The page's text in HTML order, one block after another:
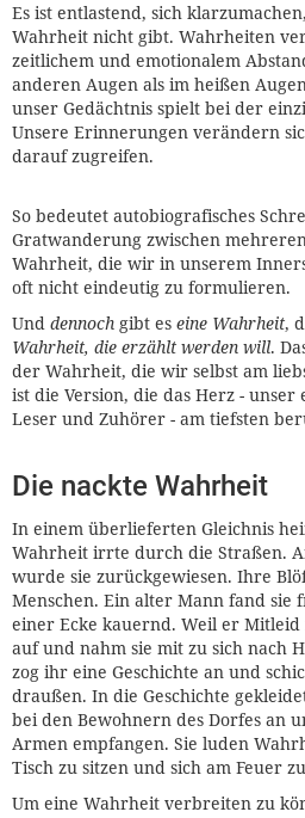
Es ist entlastend, sich
Wahrheit nicht gibt. Wahrheiten
zeitlichem und emotionalem
anderen Augen als im heißen
unser Gedächtnis spielt bei der
Unsere Erinnerungen verändern
darauf zugreifen.
So bedeutet autobiografisches
Gratwanderung zwischen
Wahrheit, die wir in unserem
oft nicht eindeutig zu formulieren.
Und dennoch gibt es eine Wahrheit,
Wahrheit, die erzählt werden will.
der Wahrheit, die wir selbst am
ist die Version, die das Herz - unser
Leser und Zuhörer - am tiefsten
Die nackte Wahrheit
In einem überlieferten Gleichnis
Wahrheit irrte durch die Straßen.
wurde sie zurückgewiesen. Ihre
Menschen. Ein alter Mann fand
einer Ecke kauernd. Weil er
auf und nahm sie mit zu sich nach
zog ihr eine Geschichte an und
draußen. In die Geschichte
bei den Bewohnern des Dorfes an
Armen empfangen. Sie luden
Tisch zu sitzen und sich am Feuer
Um eine Wahrheit verbreiten zu